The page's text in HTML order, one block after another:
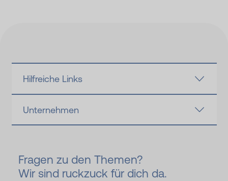
Hilfreiche Links
Unternehmen
Fragen zu den Themen?
Wir sind ruckzuck für dich da.